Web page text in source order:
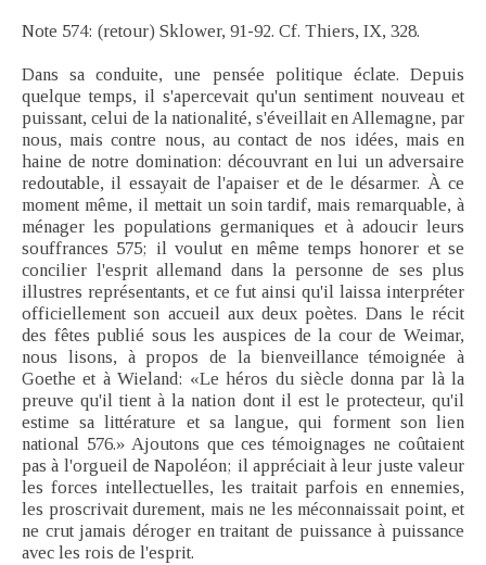
Note 574: (retour) Sklower, 91-92. Cf. Thiers, IX, 328.
Dans sa conduite, une pensée politique éclate. Depuis
quelque temps, il s'apercevait qu'un sentiment nouveau et
puissant, celui de la nationalité, s'éveillait en Allemagne, par
nous, mais contre nous, au contact de nos idées, mais en
haine de notre domination: découvrant en lui un adversaire
redoutable, il essayait de l'apaiser et de le désarmer. À ce
moment même, il mettait un soin tardif, mais remarquable, à
ménager les populations germaniques et à adoucir leurs
souffrances 575; il voulut en même temps honorer et se
concilier l'esprit allemand dans la personne de ses plus
illustres représentants, et ce fut ainsi qu'il laissa interpréter
officiellement son accueil aux deux poètes. Dans le récit
des fêtes publié sous les auspices de la cour de Weimar,
nous lisons, à propos de la bienveillance témoignée à
Goethe et à Wieland: «Le héros du siècle donna par là la
preuve qu'il tient à la nation dont il est le protecteur, qu'il
estime sa littérature et sa langue, qui forment son lien
national 576.» Ajoutons que ces témoignages ne coûtaient
pas à l'orgueil de Napoléon; il appréciait à leur juste valeur
les forces intellectuelles, les traitait parfois en ennemies,
les proscrivait durement, mais ne les méconnaissait point, et
ne crut jamais déroger en traitant de puissance à puissance
avec les rois de l'esprit.